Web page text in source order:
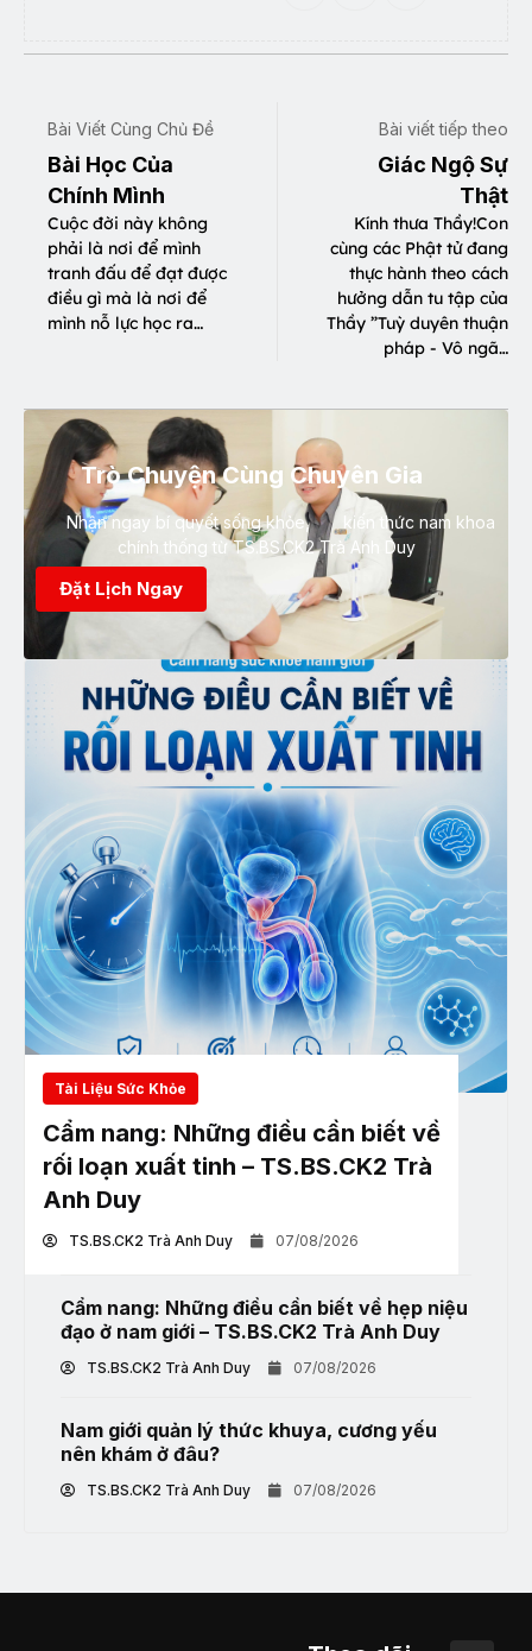
Bài Viết Cùng Chủ Đề
Bài Học Của
Chính Mình
Cuộc đời này không
phải là nơi để mình
tranh đấu để đạt được
điều gì mà là nơi để
mình nỗ lực học ra…
Bài viết tiếp theo
Giác Ngộ Sự
Thật
Kính thưa Thầy!Con
cùng các Phật tử đang
thực hành theo cách
hưởng dẫn tu tập của
Thầy ”Tuỳ duyên thuận
pháp - Vô ngã…
Trò Chuyện Cùng Chuyên Gia
Nhận ngay bí quyết sống khỏe, kiến thức nam khoa
chính thống từ TS.BS.CK2 Trà Anh Duy
Đặt Lịch Ngay
Tài Liệu Sức Khỏe
Cẩm nang: Những điều cần biết về
rối loạn xuất tinh – TS.BS.CK2 Trà
Anh Duy
TS.BS.CK2 Trà Anh Duy 07/08/2026
Cẩm nang: Những điều cần biết về hẹp niệu
đạo ở nam giới – TS.BS.CK2 Trà Anh Duy
TS.BS.CK2 Trà Anh Duy 07/08/2026
Nam giới quản lý thức khuya, cương yếu
nên khám ở đâu?
TS.BS.CK2 Trà Anh Duy 07/08/2026